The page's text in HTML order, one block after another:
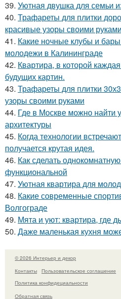
39. Уютная двушка для семьи
40. Трафареты для плитки
красивые узоры своими руками
41. Какие ночные клубы и
молодежи в Калининграде
42. Квартира, в которой
будущих картин.
43. Трафареты для плитки
узоры своими руками
44. Где в Москве можно найти
архитектуры
45. Когда технологии
получается крутая идея.
46. Как сделать
функциональной
47. Уютная квартира для
48. Какие современные
Волгограде
49. Мята и уют: квартира, где
50. Даже маленькая кухня
© 2026 Интерьер и декор
Контакты
Пользовательское соглашение
Политика конфидециальности
Обратная связь